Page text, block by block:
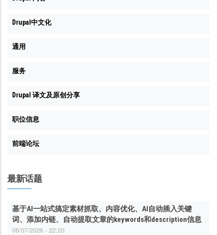
Drupal中文化
通用
服务
Drupal 译文及原创分享
职位信息
前端论坛
最新话题
基于AI一站式搞定素材抓取、内容优化、AI自动插入关键
词、添加内链、自动提取文章的keywords和description信息
06/07/2026 - 22:20